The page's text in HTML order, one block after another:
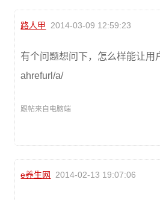
路人甲 2014-03-09 12:59:23
有个问题想问下，怎么样能让用
ahrefurl/a/
跟帖来自电脑端
e养生网 2014-02-13 19:07:06